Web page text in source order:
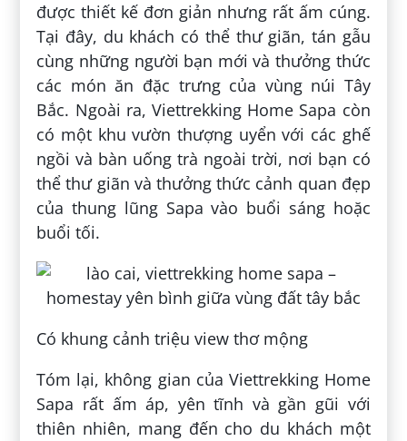
được thiết kế đơn giản nhưng rất ấm cúng.
Tại đây, du khách có thể thư giãn, tán gẫu
cùng những người bạn mới và thưởng thức
các món ăn đặc trưng của vùng núi Tây
Bắc. Ngoài ra, Viettrekking Home Sapa còn
có một khu vườn thượng uyển với các ghế
ngồi và bàn uống trà ngoài trời, nơi bạn có
thể thư giãn và thưởng thức cảnh quan đẹp
của thung lũng Sapa vào buổi sáng hoặc
buổi tối.
Có khung cảnh triệu view thơ mộng
Tóm lại, không gian của Viettrekking Home
Sapa rất ấm áp, yên tĩnh và gần gũi với
thiên nhiên, mang đến cho du khách một